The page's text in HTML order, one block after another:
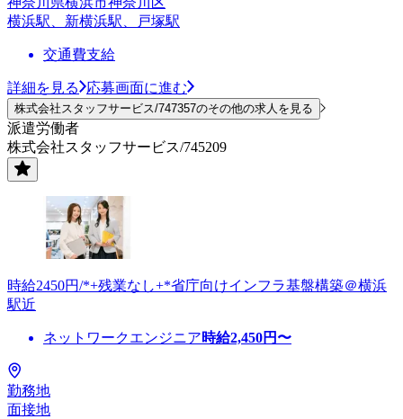
横浜駅、新横浜駅、戸塚駅
交通費支給
詳細を見る 応募画面に進む
株式会社スタッフサービス/747357のその他の求人を見る
派遣労働者
株式会社スタッフサービス/745209
時給2450円/*+残業なし+*省庁向けインフラ基盤構築＠横浜
駅近
ネットワークエンジニア時給2,450円〜
勤務地
面接地